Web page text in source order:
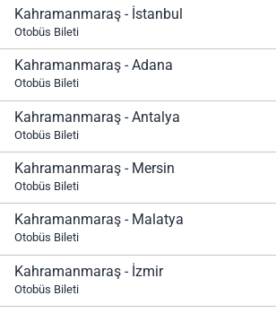
Kahramanmaraş - İstanbul
Otobüs Bileti
Kahramanmaraş - Adana
Otobüs Bileti
Kahramanmaraş - Antalya
Otobüs Bileti
Kahramanmaraş - Mersin
Otobüs Bileti
Kahramanmaraş - Malatya
Otobüs Bileti
Kahramanmaraş - İzmir
Otobüs Bileti